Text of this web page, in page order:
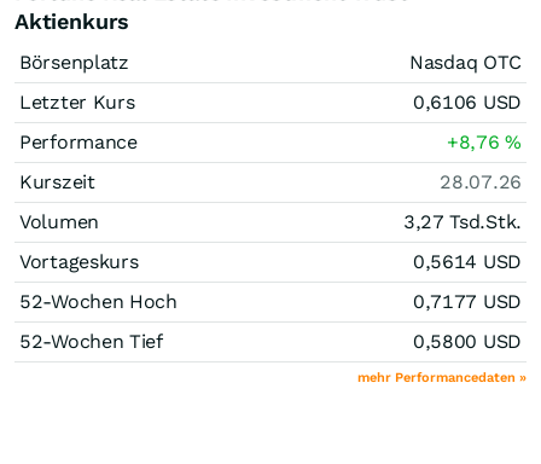
Aktienkurs
Börsenplatz
Nasdaq OTC
Letzter Kurs
0,6106 USD
Performance
+8,76%
Kurszeit
28.07.26
Volumen
3,27 Tsd.Stk.
Vortageskurs
0,5614 USD
52-Wochen Hoch
0,7177 USD
52-Wochen Tief
0,5800 USD
mehr Performancedaten »